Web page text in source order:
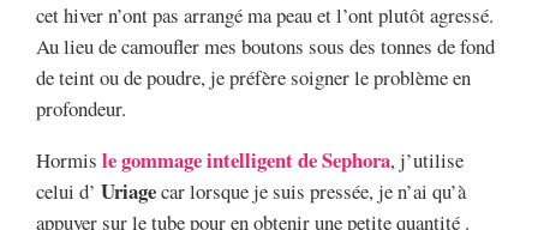
cet hiver n’ont pas arrangé ma peau et l’ont plutôt agressé.
Au lieu de camoufler mes boutons sous des tonnes de fond
de teint ou de poudre, je préfère soigner le problème en
profondeur.
Hormis le gommage intelligent de Sephora, j’utilise
celui d’ Uriagecar lorsque je suis pressée, je n’ai qu’à
appuyer sur le tube pour en obtenir une petite quantité .